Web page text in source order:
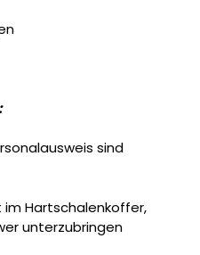
sind
Hartschalenkoffer,
unterzubringen